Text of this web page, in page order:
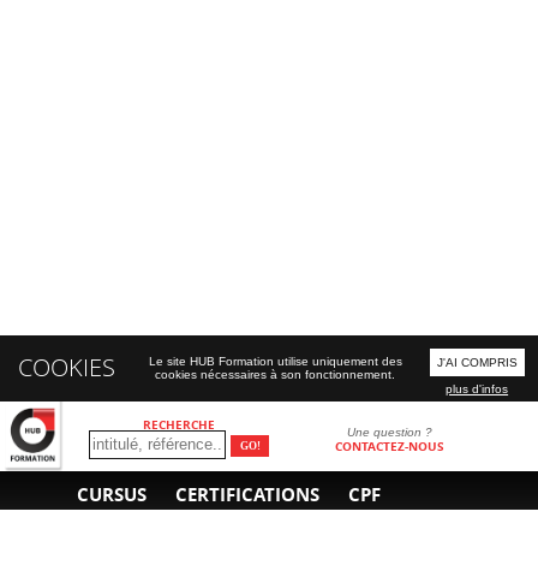
RECHERCHE Une question ?
CONTACTEZ-NOUS
CURSUS CERTIFICATIONS CPF
COOKIES
Le site HUB Formation utilise uniquement des
cookies nécessaires à son fonctionnement.
J'AI COMPRIS
plus d'infos